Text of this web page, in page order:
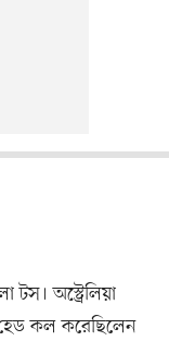
টস। অস্ট্রেলিয়া
কল করেছিলেন